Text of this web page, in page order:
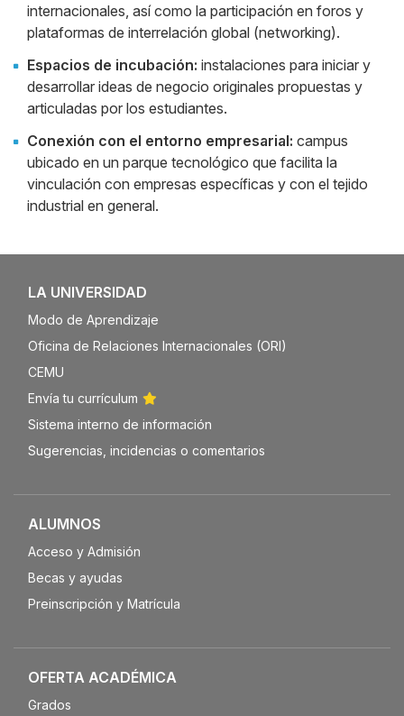
internacionales, así como la participación en foros y
plataformas de interrelación global (networking).
Espacios de incubación: instalaciones para iniciar y
desarrollar ideas de negocio originales propuestas y
articuladas por los estudiantes.
Conexión con el entorno empresarial: campus
ubicado en un parque tecnológico que facilita la
vinculación con empresas específicas y con el tejido
industrial en general.
LA UNIVERSIDAD
Modo de Aprendizaje
Oficina de Relaciones Internacionales (ORI)
CEMU
Envía tu currículum
Sistema interno de información
Sugerencias, incidencias o comentarios
ALUMNOS
Acceso y Admisión
Becas y ayudas
Preinscripción y Matrícula
OFERTA ACADÉMICA
Grados